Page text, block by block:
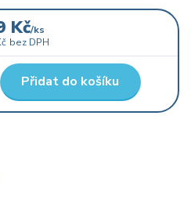
Kč/ks
bez DPH
Přidat do košíku